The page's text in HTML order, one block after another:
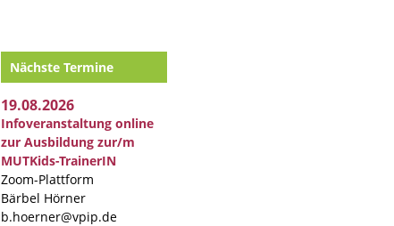
Nächste Termine
19.08.2026
Infoveranstaltung online
zur Ausbildung zur/m
MUTKids-TrainerIN
Zoom-Plattform
Bärbel Hörner
b.hoerner@vpip.de